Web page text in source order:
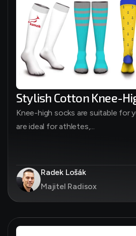
Stylish Cotton Knee-
Knee-high socks are suitable for
are ideal for athletes,...
Radek Lošák
Majitel Radisox